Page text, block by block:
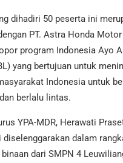
dihadiri 50 peserta ini
PT. Astra Honda
program Indonesia Ayo
yang bertujuan untuk
Indonesia untuk
berlalu lintas.
YPA-MDR, Herawati
diselenggarakan dalam
dari SMPN 4